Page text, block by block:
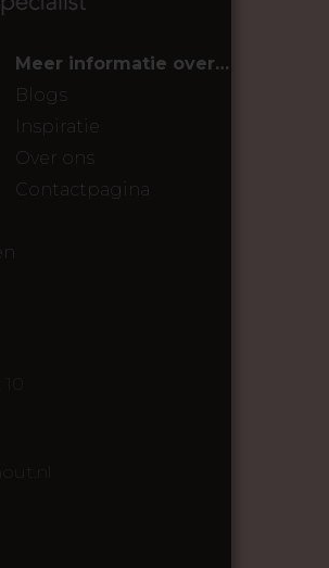
Meer informatie over…
Blogs
Inspiratie
Over ons
Contactpagina